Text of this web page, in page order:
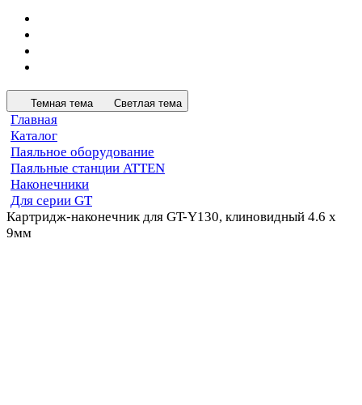
Темная тема Светлая тема
Главная
Каталог
Паяльное оборудование
Паяльные станции ATTEN
Наконечники
Для серии GT
Картридж-наконечник для GT-Y130, клиновидный 4.6 х
9мм